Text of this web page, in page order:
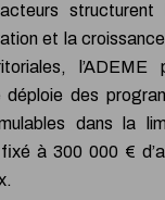
structurent
et la
l’ADEME
déploie des
dans la
à 300 000 €